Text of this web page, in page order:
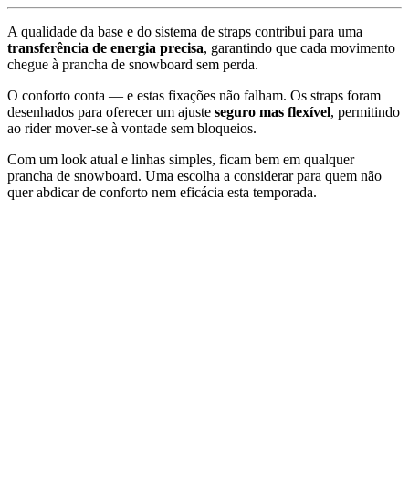
A qualidade da base e do sistema de straps contribui para uma
transferência de energia precisa, garantindo que cada movimento
chegue à prancha de snowboard sem perda.
O conforto conta — e estas fixações não falham. Os straps foram
desenhados para oferecer um ajuste seguro mas flexível, permitindo
ao rider mover-se à vontade sem bloqueios.
Com um look atual e linhas simples, ficam bem em qualquer
prancha de snowboard. Uma escolha a considerar para quem não
quer abdicar de conforto nem eficácia esta temporada.